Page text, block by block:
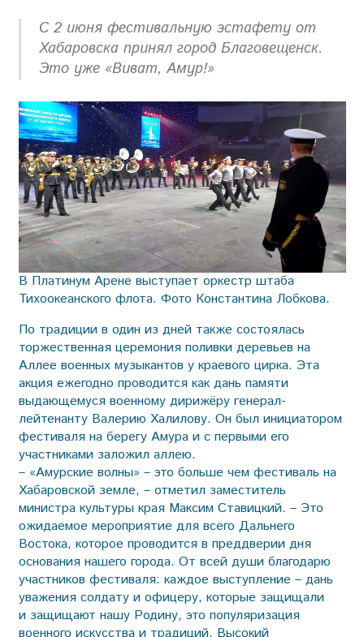
С 2 июня фестивальную эстафету от
Хабаровска принял город Благовещенск.
Это уже «Виват, Амур!»
В Платинум Арене выступает оркестр штаба
Тихоокеанского флота. Фото Константина Лобкова.
По традиции в один из дней также состоялась
торжественная церемония поливки деревьев на
Аллее военных музыкантов у краевого цирка. Эта
акция ежегодно проводится как дань памяти
выдающемуся военному дирижёру генерал-
лейтенанту Валерию Халилову. Он был инициатором
фестиваля на берегу Амура и с первыми его
участниками заложил аллею.
– «Амурские волны» – это больше чем фестиваль на
Хабаровской земле, – отметил заместитель
министра культуры края Максим Ставицкий. – Это
ожидаемое мероприятие для всего Дальнего
Востока, которое проводится в преддверии дня
основания нашего города. От всей души благодарю
участников фестиваля: каждое выступление – дань
уважения солдату и офицеру, которые защищали
и защищают нашу Родину, это популяризация
военного искусства и традиций. Высокий